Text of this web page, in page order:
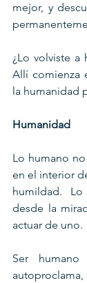
mejor, y
¿Lo volviste a
Allí comienza
la humanidad
Humanidad
Lo humano
en el interior
humildad.
desde la
actuar de uno.
Ser